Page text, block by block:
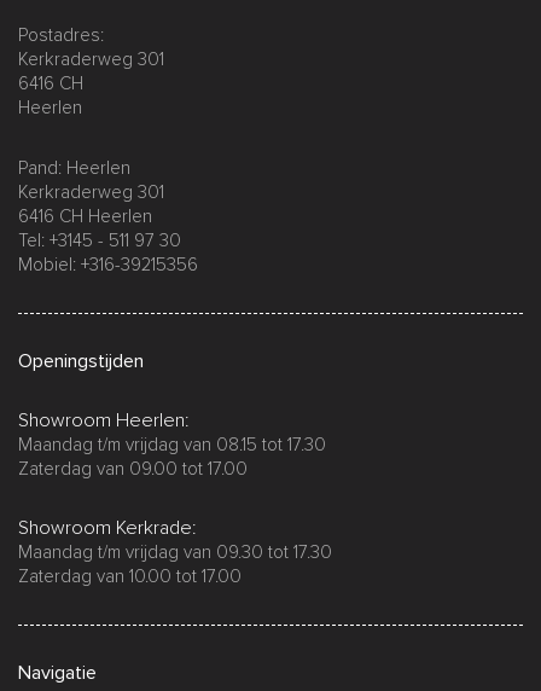
Postadres:
Kerkraderweg 301
6416 CH
Heerlen
Pand: Heerlen
Kerkraderweg 301
6416 CH Heerlen
Tel: +3145 - 511 97 30
Mobiel: +316-39215356
Openingstijden
Showroom Heerlen:
Maandag t/m vrijdag van 08.15 tot 17.30
Zaterdag van 09.00 tot 17.00
Showroom Kerkrade:
Maandag t/m vrijdag van 09.30 tot 17.30
Zaterdag van 10.00 tot 17.00
Navigatie